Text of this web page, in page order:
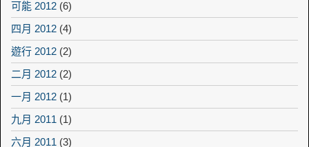
可能 2012 (6)
四月 2012 (4)
遊行 2012 (2)
二月 2012 (2)
一月 2012 (1)
九月 2011 (1)
六月 2011 (3)